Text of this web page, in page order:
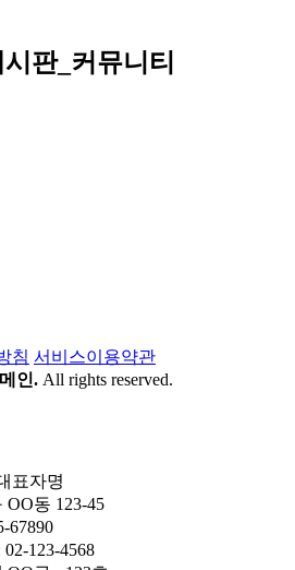
판_커뮤니티
침 서비스이용약관
인. All rights reserved.
표자명
OO동 123-45
67890
123-4568